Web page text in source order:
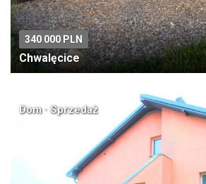
340 000 PLN
Chwalęcice
Dom · Sprzedaż